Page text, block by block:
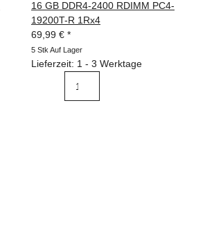
16 GB DDR4-2400 RDIMM PC4-
19200T-R 1Rx4
69,99 € *
5 Stk Auf Lager
Lieferzeit: 1 - 3 Werktage